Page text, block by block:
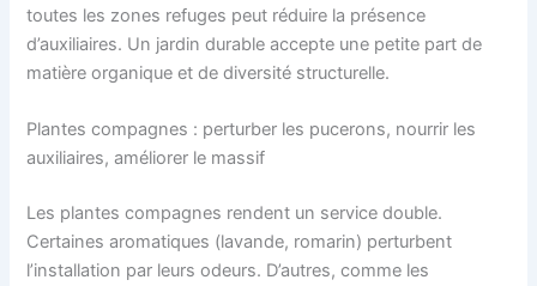
toutes les zones refuges peut réduire la présence
d’auxiliaires. Un jardin durable accepte une petite part de
matière organique et de diversité structurelle.
Plantes compagnes : perturber les pucerons, nourrir les
auxiliaires, améliorer le massif
Les plantes compagnes rendent un service double.
Certaines aromatiques (lavande, romarin) perturbent
l’installation par leurs odeurs. D’autres, comme les